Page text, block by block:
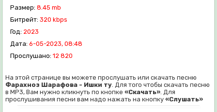
Размер: 8.45 mb
Битрейт: 320 kbps
Год: 2023
Дата: 6-05-2023, 08:48
Прослушано: 12 820
На этой странице вы можете прослушать или скачать песню
Фарахноз Шарафова - Ишки ту. Для того чтобы скачать песню
в MP3, Вам нужно кликнуть по кнопке «Скачать». Для
прослушивания песни вам надо нажать на кнопку «Слушать»